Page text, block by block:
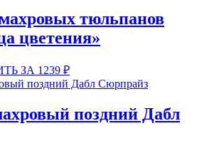
тюльпанов
цветения»
ЗА 1239 ₽
поздний Дабл